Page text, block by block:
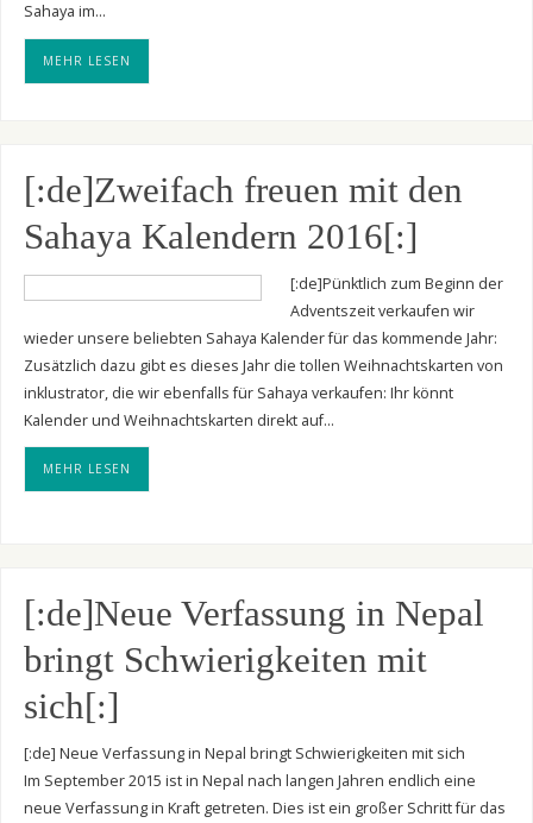
Sahaya im…
MEHR LESEN
[:de]Zweifach freuen mit den
Sahaya Kalendern 2016[:]
[:de]Pünktlich zum Beginn der
Adventszeit verkaufen wir
wieder unsere beliebten Sahaya Kalender für das kommende Jahr:
Zusätzlich dazu gibt es dieses Jahr die tollen Weihnachtskarten von
inklustrator, die wir ebenfalls für Sahaya verkaufen: Ihr könnt
Kalender und Weihnachtskarten direkt auf…
MEHR LESEN
[:de]Neue Verfassung in Nepal
bringt Schwierigkeiten mit
sich[:]
[:de] Neue Verfassung in Nepal bringt Schwierigkeiten mit sich
Im September 2015 ist in Nepal nach langen Jahren endlich eine
neue Verfassung in Kraft getreten. Dies ist ein großer Schritt für das